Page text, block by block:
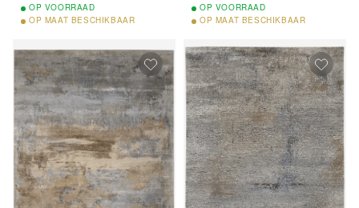
OP VOORRAAD
OP MAAT BESCHIKBAAR
OP VOORRAAD
OP MAAT BESCHIKBAAR